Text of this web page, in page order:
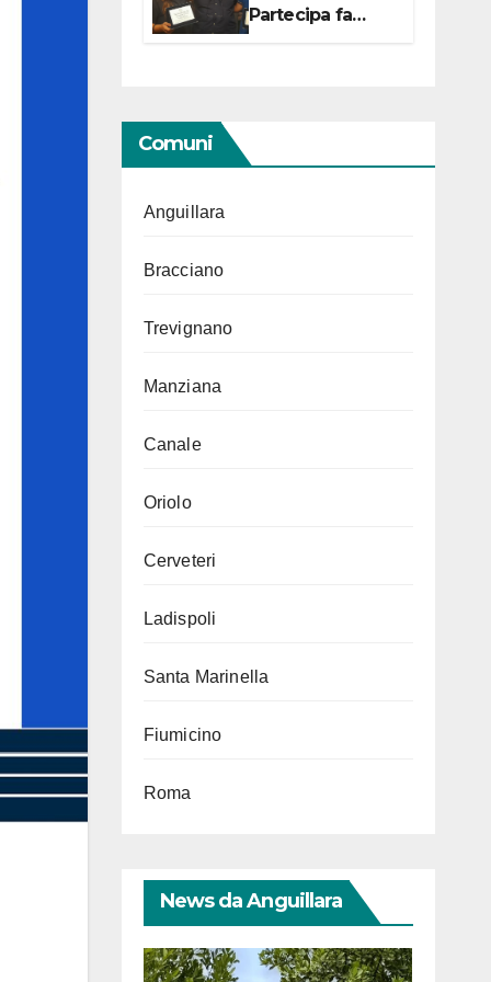
Partecipa fa
centro con due
Comuni
Anguillara
Bracciano
Trevignano
Manziana
Canale
Oriolo
Cerveteri
Ladispoli
Santa Marinella
Fiumicino
Roma
News da Anguillara